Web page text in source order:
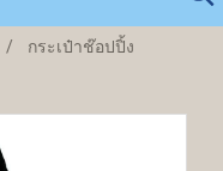
กระเป๋าช๊อปปิ้ง